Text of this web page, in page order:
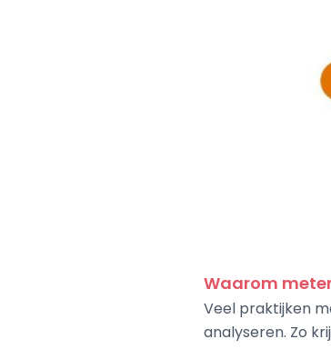
Waarom
Veel praktijken
analyseren. Zo